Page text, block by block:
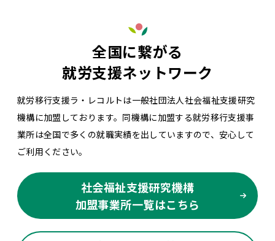
全国に繋がる
就労支援ネットワーク
就労移行支援ラ・レコルトは一般社団法人社会福祉支援研究
機構に加盟しております。同機構に加盟する就労移行支援事
業所は全国で多くの就職実績を出していますので、安心して
ご利用ください。
社会福祉支援研究機構
加盟事業所一覧はこちら